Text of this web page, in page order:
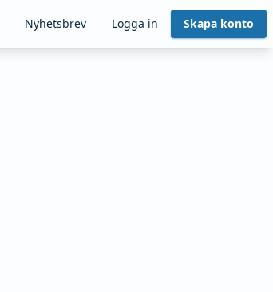
Nyhetsbrev Logga in Skapa konto